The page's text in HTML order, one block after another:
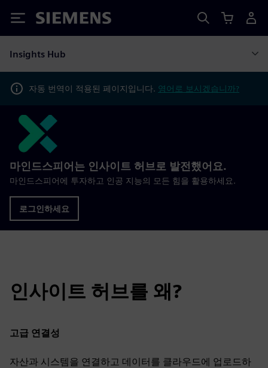
Siemens
Insights Hub
자동 번역이 적용된 페이지입니다. 영어로 보시겠습니까?
마인드스피어는 인사이트 허브로 발전했어요.
마인드스피어에 투자하고 인공 지능의 모든 힘을 활용하세요.
로그인하세요
인사이트 허브를 왜?
고급 연결성
자산과 시스템을 연결하고 데이터를 클라우드에 업로드하